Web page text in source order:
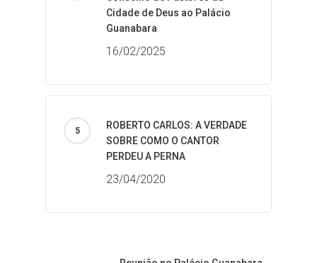
Cidade de Deus ao Palácio
Guanabara
16/02/2025
ROBERTO CARLOS: A VERDADE
SOBRE COMO O CANTOR
PERDEU A PERNA
23/04/2020